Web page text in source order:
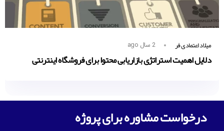
میلاد اعتمادی فر 2 سال ago
دلایل اهمیت استراتژی بازاریابی محتوا برای فروشگاه اینترنتی
درخواست مشاوره برای پروژه